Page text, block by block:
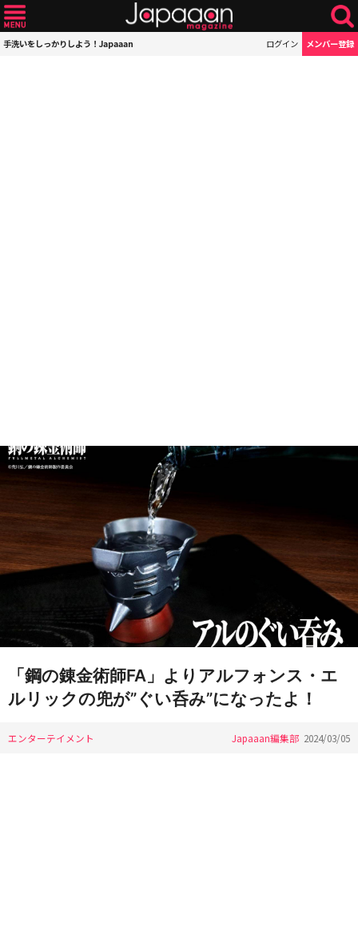
手洗いをしっかりしよう！Japaaan ログイン メンバー登録
「鋼の錬金術師FA」よりアルフォンス・エ
ルリックの兜が”ぐい呑み”になったよ！
エンターテイメント Japaaan編集部 2024/03/05